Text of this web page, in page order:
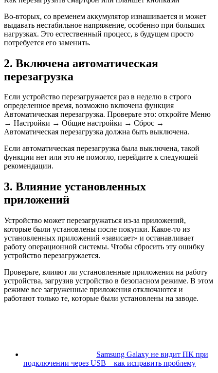
Во-вторых, со временем аккумулятор изнашивается и может
выдавать нестабильное напряжение, особенно при больших
нагрузках. Это естественный процесс, в будущем просто
потребуется его заменить.
2. Включена автоматическая
перезагрузка
Если устройство перезагружается раз в неделю в строго
определенное время, возможно включена функция
Автоматическая перезагрузка. Проверьте это: откройте Меню
→ Настройки → Общие настройки → Сброс →
Автоматическая перезагрузка должна быть выключена.
Если автоматическая перезагрузка была выключена, такой
функции нет или это не помогло, перейдите к следующей
рекомендации.
3. Влияние установленных
приложений
Устройство может перезагружаться из-за приложений,
которые были установлены после покупки. Какое-то из
установленных приложений «зависает» и останавливает
работу операционной системы. Чтобы сбросить эту ошибку
устройство перезагружается.
Проверьте, влияют ли установленные приложения на работу
устройства, загрузив устройство в безопасном режиме. В этом
режиме все загруженные приложения отключаются и
работают только те, которые были установлены на заводе.
Samsung Galaxy не видит ПК при
подключении через USB – как исправить проблему